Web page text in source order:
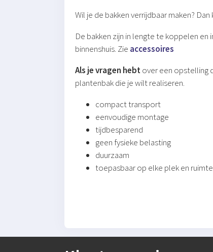
Wil je de bakken verrijdbaar maken?
De bakken zijn in lengte te koppelen
binnenshuis. Zie accessoires
Als je vragen hebtover een opstelling
plantenbak die je wilt realiseren.
compact transport
eenvoudige montage
tijdbesparend
geen fysieke belasting
duurzaam
toepasbaar op elke plek en ruimte